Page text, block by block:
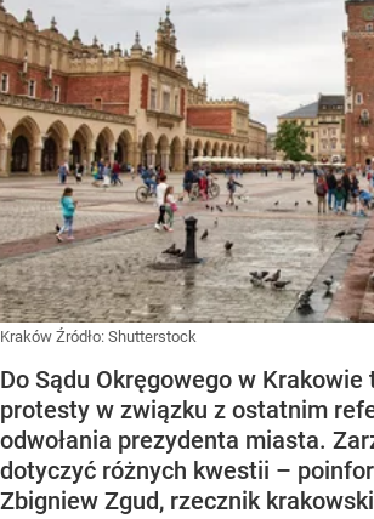
Kraków Źródło: Shutterstock
Do Sądu Okręgowego w Krakowie
protesty w związku z ostatnim
odwołania prezydenta miasta.
dotyczyć różnych kwestii –
Zbigniew Zgud, rzecznik